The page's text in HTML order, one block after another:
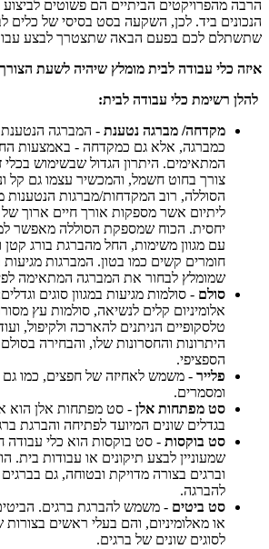
הרבה מהפרויקטים הביתיים הם פשוטים
הנכונים ביד. לכן, השקעה בסט בסיסי של כלים
שתשתלם לכם בפעם הבאה שתצטרך לבצע
איזה כלי עבודה לבית מומלץ שיהיה לשעת
להלן רשימת כלי עבודה לבית:
מקדחה/ מברגה נטענת - המברגה
כמברגה, אלא גם כמקדחה - באמצעות
המתאימים. היתרון הגדול שבשימוש בכלי
צורך בחוט חשמל, והמכשיר עצמו גם קל
הסוללה, רוב המקדחות/מברגות הנטענות
ליתיום אשר מספקות אורך חיים ארוך של
יחסית. הכוח שמספקת הסוללה מאפשר
עם מגוון משימות, החל מהברגת בורג קטן
חומרים קשים כמו בטון. המברגות מגיעות
שמומלץ לבחור את המברגה המתאימה
סולם - סולמות מגיעות במגוון סוגים
אלומיניום קלים לנשיאה, סולמות עץ
טלסקופיים הניתנים להארכה ולקיפול,
היתרונות והחסרונות שלו, והבחירה
הספציפי.
פלייר - משמש לאחיזה של חפצים, כמו גם
ומסמרים.
סט מפתחות אלן - סט מפתחות אלן הוא
בגדלים שונים המיועד לפתיחה והברגת
סט בוקסות - סט בוקסות הוא כלי עבודה
שמעוניין לבצע תיקונים או עבודות
וברגים בצורה מדויקת ובטוחה, גם
להברגה.
סט ביטים - משמש להברגת ברגים.
או מאלומיניום, והם בעלי ראשים
לסוגים שונים של ברגים.